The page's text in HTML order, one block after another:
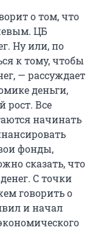
о том, что
ЦБ
Ну или, по
к тому, чтобы
— рассуждает
деньги,
рост. Все
начинать
фонды,
сказать, что
С точки
говорить о
и начал